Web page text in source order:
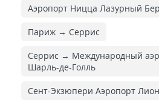
Аэропорт Ницца Лазурный
Париж → Серрис
Серрис → Международный
Шарль-де-Голль
Сент-Экзюпери Аэропорт